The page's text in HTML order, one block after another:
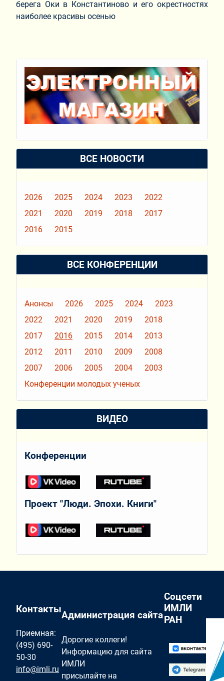
берега Оки в Константиново и его окрестностях
наиболее красивы осенью
ВСЕ НОВОСТИ
2026 2025 2024 2023
2022
2021
2020 2019 2018
2017
2016
2015
ВСЕ КОНФЕРЕНЦИИ
Анонсы 2026 2025 2024
2023
2022
2021 2020 2019
2018
2017
2016 2015 2014
2013
2012
2011 2010 2009
2008
2007
2006 2005 2004
2003
Конференции молодых ученых
ВИДЕО
Конференции
Проект "Люди. Эпохи. Книги"
Контакты
Приемная:
(495) 690-
50-30
info@imli.ru
Администрация сайта
Дорогие коллеги!
Информацию для сайта
ИМЛИ
присылайте на
Соцсети
ИМЛИ
РАН